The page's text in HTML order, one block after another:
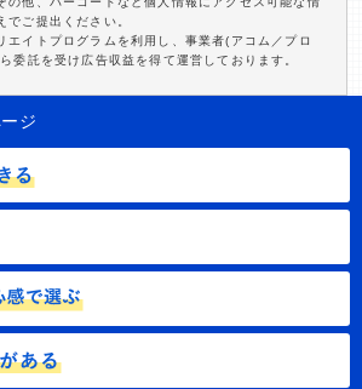
でご提出ください。
イトプログラムを利用し、事業者(アコム／プロ
委託を受け広告収益を得て運営しております。
ジ